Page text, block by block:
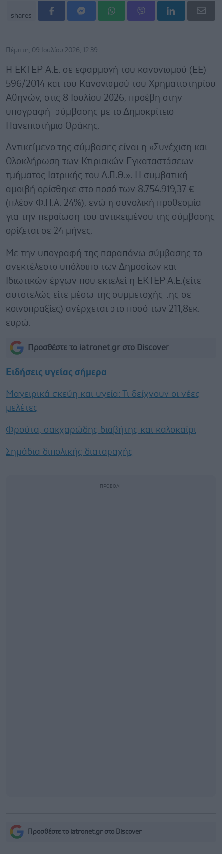
shares
Πέμπτη, 09 Ιουλίου 2026, 12:39
Η ΕΚΤΕΡ Α.Ε. σε εφαρμογή του κανονισμού (ΕΕ)
596/2014 και του Κανονισμού του Χρηματιστηρίου
Αθηνών, στις 8 Ιουλίου 2026, προέβη στην
υπογραφή σύμβασης με το Δημοκρίτειο
Πανεπιστήμιο Θράκης.
Αντικείμενο της σύμβασης είναι η «Συνέχιση και
Ολοκλήρωση των Κτιριακών Εγκαταστάσεων
τμήματος Ιατρικής του Δ.Π.Θ.». Η συμβατική
αμοιβή ορίσθηκε στο ποσό των 8.754.919,37 €
(πλέον Φ.Π.Α. 24%), ενώ η συνολική προθεσμία
για την περαίωση του αντικειμένου της σύμβασης
ορίζεται σε 24 μήνες.
Με την υπογραφή της παραπάνω σύμβασης το
ανεκτέλεστο υπόλοιπο των Δημοσίων και
Ιδιωτικών έργων που εκτελεί η ΕΚΤΕΡ Α.Ε.(είτε
αυτοτελώς είτε μέσω της συμμετοχής της σε
κοινοπραξίες) ανέρχεται στο ποσό των 211,8εκ.
ευρώ.
Προσθέστε το iatronet.gr στο Discover
Ειδήσεις υγείας σήμερα
Μαγειρικά σκεύη και υγεία: Τι δείχνουν οι νέες
μελέτες
Φρούτα, σακχαρώδης διαβήτης και καλοκαίρι
Σημάδια διπολικής διαταραχής
Προσθέστε το iatronet.gr στο Discover